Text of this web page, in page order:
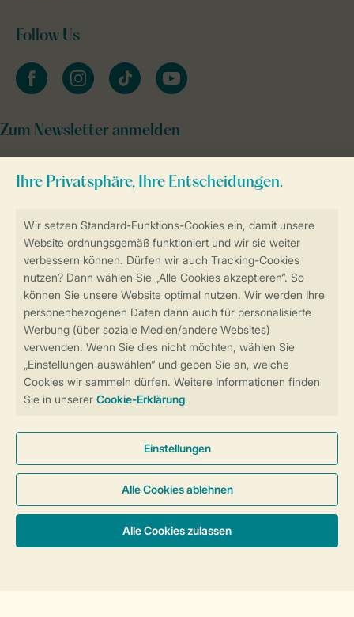
Sicherstellung Deiner Privatsphäre
Sicher und schnell zur Online-Buchung
Sichere Datenübertragung
Sicheres Bezahlen
Follow Us
facebookinstagramtiktok youtube
Zum Newsletter anmelden
Cookies und Banner
Barrierefreiheit
© 2026 Landal GreenParks GmbH